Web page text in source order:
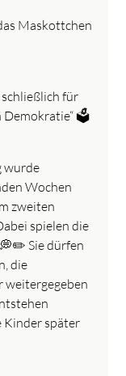
Maskottchen
für
Demokratie“ 🗳️
wurde
Wochen
zweiten
spielen die
Sie dürfen
die
weitergegeben
Kinder später